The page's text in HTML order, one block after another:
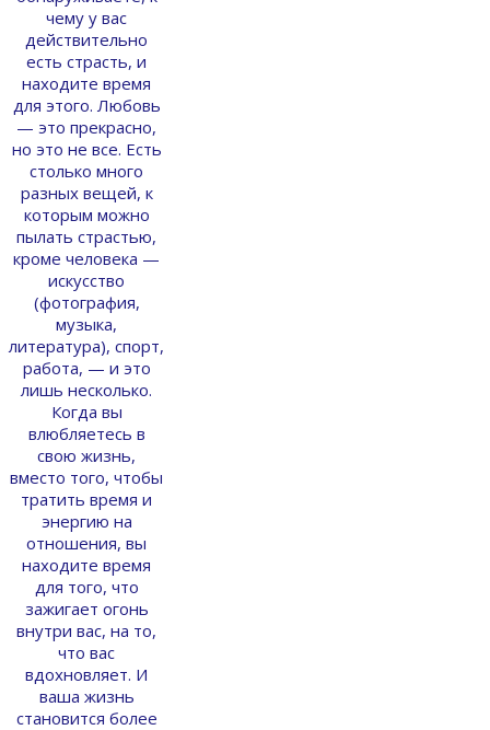
чему у вас
действительно
есть страсть, и
находите время
для этого. Любовь
— это прекрасно,
но это не все. Есть
столько много
разных вещей, к
которым можно
пылать страстью,
кроме человека —
искусство
(фотография,
музыка,
литература), спорт,
работа, — и это
лишь несколько.
Когда вы
влюбляетесь в
свою жизнь,
вместо того, чтобы
тратить время и
энергию на
отношения, вы
находите время
для того, что
зажигает огонь
внутри вас, на то,
что вас
вдохновляет. И
ваша жизнь
становится более